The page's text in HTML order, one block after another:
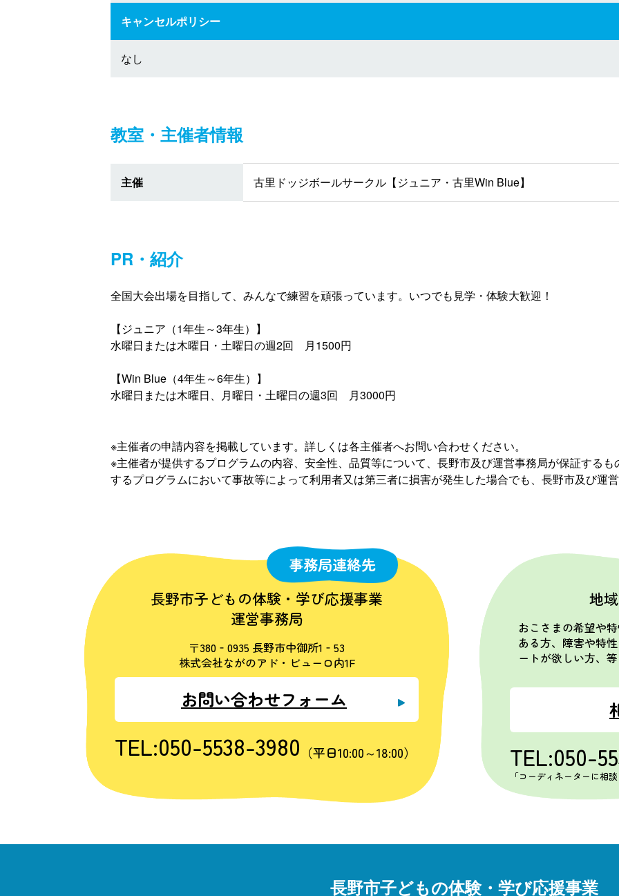
キャンセルポリシー
なし
教室・主催者情報
主催 古里ドッジボールサークル【ジュニア・古里Win Blue】
PR・紹介
全国大会出場を目指して、みんなで練習を頑張っています。いつでも見学・体験大歓迎！
【ジュニア（1年生～3年生）】
水曜日または木曜日・土曜日の週2回 月1500円
【Win Blue（4年生～6年生）】
水曜日または木曜日、月曜日・土曜日の週3回 月3000円
※主催者の申請内容を掲載しています。詳しくは各主催者へお問い合わせください。
※主催者が提供するプログラムの内容、安全性、品質等について、長野市及び運営事務局が保証する
するプログラムにおいて事故等によって利用者又は第三者に損害が発生した場合でも、長野市及び運
事務局連絡先
長野市子どもの体験・学び応援事業
運営事務局
〒380‐0935 長野市中御所1‐53
株式会社ながのアド・ビューロ内1F
お問い合わせフォーム
TEL:050-5538-3980 （平日10:00～18:00）
地
おこさまの希望や
ある方、障害や特
ートが欲しい方、
TEL:050-
「コーディネーターに相
長野市子どもの体験・学び応援事業